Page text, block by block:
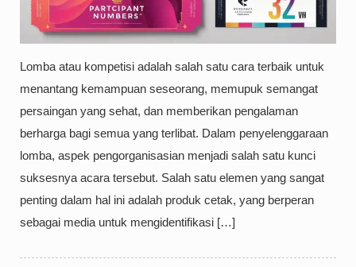
Lomba atau kompetisi adalah salah satu cara terbaik untuk
menantang kemampuan seseorang, memupuk semangat
persaingan yang sehat, dan memberikan pengalaman
berharga bagi semua yang terlibat. Dalam penyelenggaraan
lomba, aspek pengorganisasian menjadi salah satu kunci
suksesnya acara tersebut. Salah satu elemen yang sangat
penting dalam hal ini adalah produk cetak, yang berperan
sebagai media untuk mengidentifikasi […]